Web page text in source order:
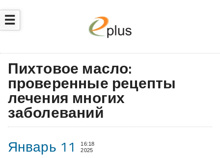
☰
Пихтовое масло:
проверенные рецепты
лечения многих
заболеваний
Январь 11
16:18
2025